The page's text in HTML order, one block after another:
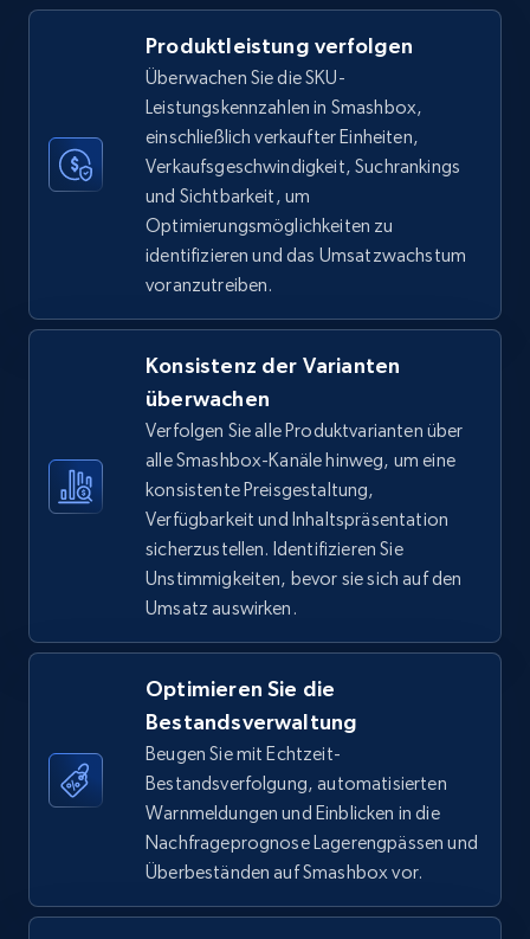
TikTok Shop
URL, Title, Available, Description, Currency, Initial
price, Final price, Discount percent, and more.
5.4K+ 668+ Jetzt anfangen
TikTok Shop - category
URL, Title, Available, Description, Currency, Initial
price, Final price, Discount percent, and more.
668+ Jetzt anfangen
TikTok Shop - Collect TikTok shop products
by keywords search
URL, Title, Available, Description, Currency, Initial
668+ Jetzt anfangen
TikTok Shop - discover records by shop url
URL, Title, Available, Description, Currency, Initial
price, Final price, Discount percent, and more.
Produktleistung verfolgen
Überwachen Sie die SKU-
Leistungskennzahlen in Smashbox,
einschließlich verkaufter Einheiten,
Verkaufsgeschwindigkeit, Suchrankings
und Sichtbarkeit, um
Optimierungsmöglichkeiten zu
identifizieren und das Umsatzwachstum
voranzutreiben.
Konsistenz der Varianten
überwachen
Verfolgen Sie alle Produktvarianten über
alle Smashbox-Kanäle hinweg, um eine
konsistente Preisgestaltung,
Verfügbarkeit und Inhaltspräsentation
sicherzustellen. Identifizieren Sie
Unstimmigkeiten, bevor sie sich auf den
Umsatz auswirken.
Optimieren Sie die
Bestandsverwaltung
Beugen Sie mit Echtzeit-
Bestandsverfolgung, automatisierten
Warnmeldungen und Einblicken in die
Nachfrageprognose Lagerengpässen und
Überbeständen auf Smashbox vor.